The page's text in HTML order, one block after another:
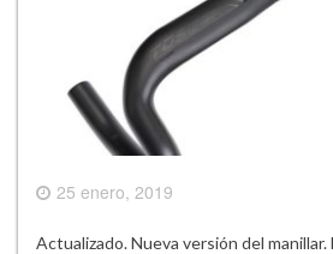
25 enero, 2019
Actualizado. Nueva versión del